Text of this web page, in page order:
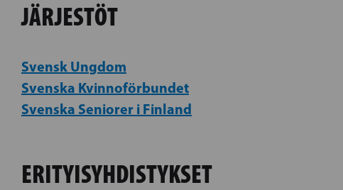
JÄRJESTÖT
Svensk Ungdom
Svenska Kvinnoförbundet
Svenska Seniorer i Finland
ERITYISYHDISTYKSET